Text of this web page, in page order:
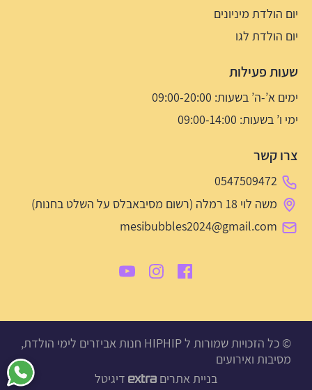
יום הולדת מיניונים
יום הולדת לגו
שעות פעילות
ימים א’-ה’ בשעות: 09:00-20:00
ימי ו’ בשעות: 09:00-14:00
צרו קשר
0547509472
משה לוי 18 רמלה (רשום מסיבאבלס על השלט בחנות)
mesibubbles2024@gmail.com
© כל הזכויות שמורות ל HIPHIP חנות אביזרים לימי הולדת,
מסיבות ואירועים
בניית אתרים
דיגיטל